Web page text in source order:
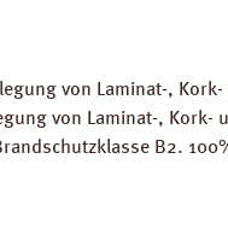
von Laminat-,
von Laminat-, Kork-
B2.
Stärke 200 mµ.